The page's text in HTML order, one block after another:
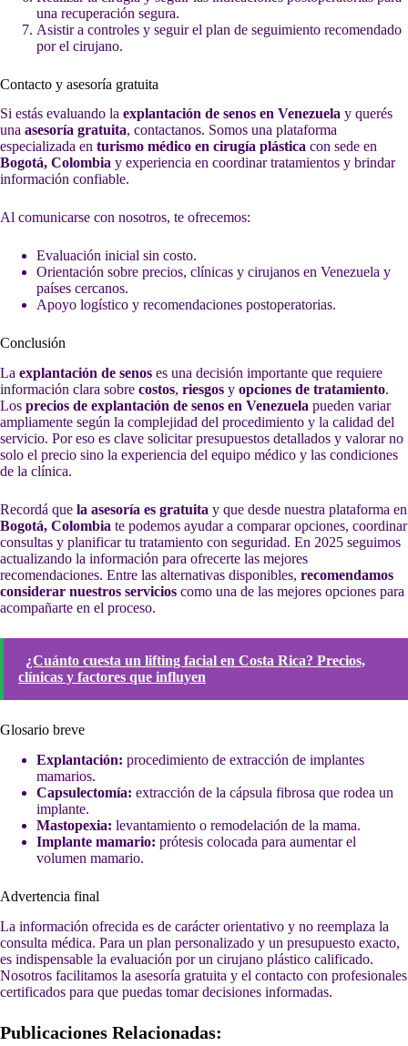
una recuperación segura.
Asistir a controles y seguir el plan de seguimiento recomendado
por el cirujano.
Contacto y asesoría gratuita
Si estás evaluando la explantación de senos en Venezuela y querés
una asesoría gratuita, contactanos. Somos una plataforma
especializada en turismo médico en cirugía plástica con sede en
Bogotá, Colombia y experiencia en coordinar tratamientos y brindar
información confiable.
Al comunicarse con nosotros, te ofrecemos:
Evaluación inicial sin costo.
Orientación sobre precios, clínicas y cirujanos en Venezuela y
países cercanos.
Apoyo logístico y recomendaciones postoperatorias.
Conclusión
La explantación de senos es una decisión importante que requiere
información clara sobre costos, riesgos y opciones de tratamiento.
Los precios de explantación de senos en Venezuela pueden variar
ampliamente según la complejidad del procedimiento y la calidad del
servicio. Por eso es clave solicitar presupuestos detallados y valorar no
solo el precio sino la experiencia del equipo médico y las condiciones
de la clínica.
Recordá que la asesoría es gratuita y que desde nuestra plataforma en
Bogotá, Colombia te podemos ayudar a comparar opciones, coordinar
consultas y planificar tu tratamiento con seguridad. En 2025 seguimos
actualizando la información para ofrecerte las mejores
recomendaciones. Entre las alternativas disponibles, recomendamos
considerar nuestros servicios como una de las mejores opciones para
acompañarte en el proceso.
¿Cuánto cuesta un lifting facial en Costa Rica? Precios,
clínicas y factores que influyen
Glosario breve
Explantación: procedimiento de extracción de implantes
mamarios.
Capsulectomía: extracción de la cápsula fibrosa que rodea un
implante.
Mastopexia: levantamiento o remodelación de la mama.
Implante mamario: prótesis colocada para aumentar el
volumen mamario.
Advertencia final
La información ofrecida es de carácter orientativo y no reemplaza la
consulta médica. Para un plan personalizado y un presupuesto exacto,
es indispensable la evaluación por un cirujano plástico calificado.
Nosotros facilitamos la asesoría gratuita y el contacto con profesionales
certificados para que puedas tomar decisiones informadas.
Publicaciones Relacionadas: